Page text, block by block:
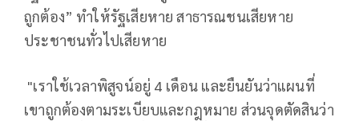
ถูกต้อง” ทำให้รัฐเสียหาย สาธารณชนเสียหาย
ประชาชนทั่วไปเสียหาย
"เราใช้เวลาพิสูจน์อยู่ 4 เดือน และยืนยันว่าแผนที่
เขาถูกต้องตามระเบียบและกฎหมาย ส่วนจุดตัดสินว่า